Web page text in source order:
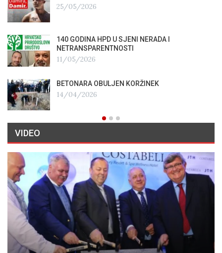
25/05/2026
140 GODINA HPD U SJENI NERADA I
NETRANSPARENTNOSTI
11/05/2026
BETONARA OBULJEN KORŽINEK
14/04/2026
VIDEO